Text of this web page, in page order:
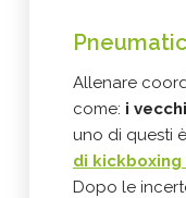
Allenare
come: i
uno di questi
di kickboxing
Dopo le